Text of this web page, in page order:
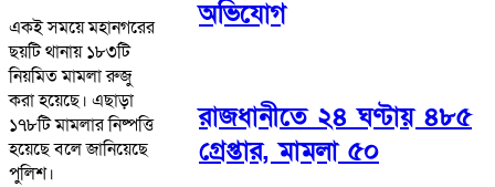
একই সময়ে মহানগরের
ছয়টি থানায় ১৮৩টি
নিয়মিত মামলা রুজু
করা হয়েছে। এছাড়া
১৭৮টি মামলার নিষ্পত্তি
হয়েছে বলে জানিয়েছে
পুলিশ।
অভিযোগ
রাজধানীতে ২৪ ঘণ্টায় ৪৮৫
গ্রেপ্তার, মামলা ৫০